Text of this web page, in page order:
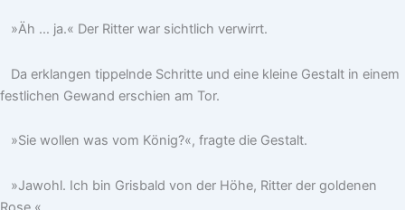
»Äh … ja.« Der Ritter war sichtlich verwirrt.
Da erklangen tippelnde Schritte und eine kleine Gestalt in einem
festlichen Gewand erschien am Tor.
»Sie wollen was vom König?«, fragte die Gestalt.
»Jawohl. Ich bin Grisbald von der Höhe, Ritter der goldenen